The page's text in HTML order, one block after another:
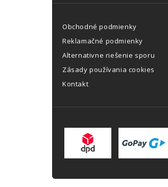
Obchodné podmienky
Reklamačné podmienky
Alternativne riešenie sporu
Zásady používania cookies
Kontakt